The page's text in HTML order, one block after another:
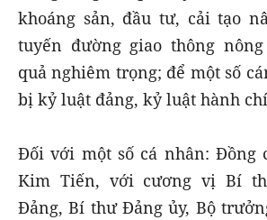
khoáng sản, đầu tư, cải tạo
tuyến đường giao thông
quả nghiêm trọng; để một số
bị kỷ luật đảng, kỷ luật hành
Đối với một số cá nhân: Đồng
Kim Tiến, với cương vị Bí
Đảng, Bí thư Đảng ủy, Bộ